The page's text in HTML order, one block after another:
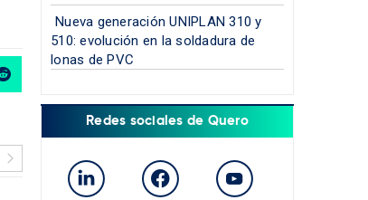
Nueva generación UNIPLAN 310 y
510: evolución en la soldadura de
lonas de PVC
Redes sociales de Quero